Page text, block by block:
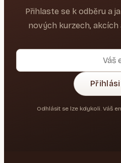
Přihlaste se k odběru a
nových kurzech,
Odhlásit se lze kdykoli. Váš